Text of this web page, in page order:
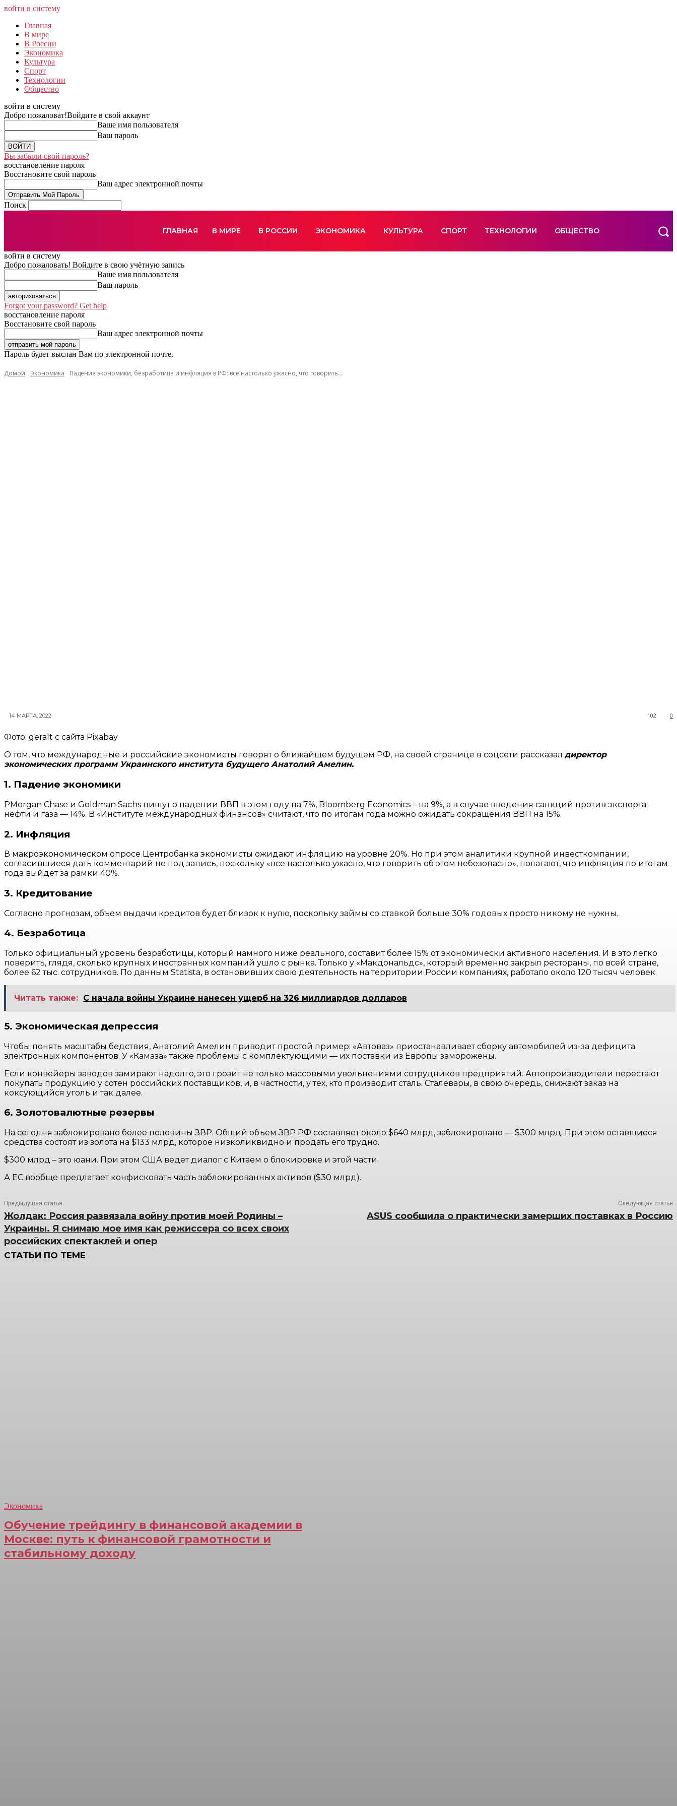
войти в систему
Главная
В мире
В России
Экономика
Культура
Спорт
Технологии
Общество
войти в систему
Добро пожаловат!Войдите в свой аккаунт
Ваше имя пользователя
Ваш пароль
Вы забыли свой пароль?
восстановление пароля
Восстановите свой пароль
Ваш адрес электронной почты
Поиск
ГЛАВНАЯ В МИРЕ В РОССИИ ЭКОНОМИКА КУЛЬТУРА СПОРТ ТЕХНОЛОГИИ ОБЩЕСТВО
войти в систему
Добро пожаловать! Войдите в свою учётную запись
Ваше имя пользователя
Ваш пароль
Forgot your password? Get help
восстановление пароля
Восстановите свой пароль
Ваш адрес электронной почты
Пароль будет выслан Вам по электронной почте.
Домой Экономика Падение экономики, безработица и инфляция в РФ: все настолько ужасно, что говорить...
14 МАРТА, 2022 0
102
Фото: geralt с сайта Pixabay
О том, что международные и российские экономисты говорят о ближайшем будущем РФ, на своей странице в соцсети рассказал директор
экономических программ Украинского института будущего Анатолий Амелин.
1. Падение экономики
PMorgan Chase и Goldman Sachs пишут о падении ВВП в этом году на 7%, Bloomberg Economics – на 9%, а в случае введения санкций против экспорта
нефти и газа — 14%. В «Институте международных финансов» считают, что по итогам года можно ожидать сокращения ВВП на 15%.
2. Инфляция
В макроэкономическом опросе Центробанка экономисты ожидают инфляцию на уровне 20%. Но при этом аналитики крупной инвесткомпании,
согласившиеся дать комментарий не под запись, поскольку «все настолько ужасно, что говорить об этом небезопасно», полагают, что инфляция по итогам
года выйдет за рамки 40%.
3. Кредитование
Согласно прогнозам, объем выдачи кредитов будет близок к нулю, поскольку займы со ставкой больше 30% годовых просто никому не нужны.
4. Безработица
Только официальный уровень безработицы, который намного ниже реального, составит более 15% от экономически активного населения. И в это легко
поверить, глядя, сколько крупных иностранных компаний ушло с рынка. Только у «Макдональдс», который временно закрыл рестораны, по всей стране,
более 62 тыс. сотрудников. По данным Statista, в остановивших свою деятельность на территории России компаниях, работало около 120 тысяч человек.
Читать также: С начала войны Украине нанесен ущерб на 326 миллиардов долларов
5. Экономическая депрессия
Чтобы понять масштабы бедствия, Анатолий Амелин приводит простой пример: «Автоваз» приостанавливает сборку автомобилей из-за дефицита
электронных компонентов. У «Камаза» также проблемы с комплектующими — их поставки из Европы заморожены.
Если конвейеры заводов замирают надолго, это грозит не только массовыми увольнениями сотрудников предприятий. Автопроизводители перестают
покупать продукцию у сотен российских поставщиков, и, в частности, у тех, кто производит сталь. Сталевары, в свою очередь, снижают заказ на
коксующийся уголь и так далее.
6. Золотовалютные резервы
На сегодня заблокировано более половины ЗВР. Общий объем ЗВР РФ составляет около $640 млрд, заблокировано — $300 млрд. При этом оставшиеся
средства состоят из золота на $133 млрд, которое низколиквидно и продать его трудно.
$300 млрд – это юани. При этом США ведет диалог с Китаем о блокировке и этой части.
А ЕС вообще предлагает конфисковать часть заблокированных активов ($30 млрд).​
Предыдущая статья
Жолдак: Россия развязала войну против моей Родины –
Украины. Я снимаю мое имя как режиссера со всех своих
российских спектаклей и опер
Следующая статья
ASUS сообщила о практически замерших поставках в Россию
СТАТЬИ ПО ТЕМЕ
Экономика
Обучение трейдингу в финансовой академии в
Москве: путь к финансовой грамотности и
стабильному доходу